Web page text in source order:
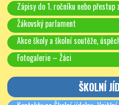
Zápisy do 1. ročníku nebo přestup
Žákovský parlament
Akce školy a školní soutěže,
Fotogalerie – Žáci
ŠKOLNÍ